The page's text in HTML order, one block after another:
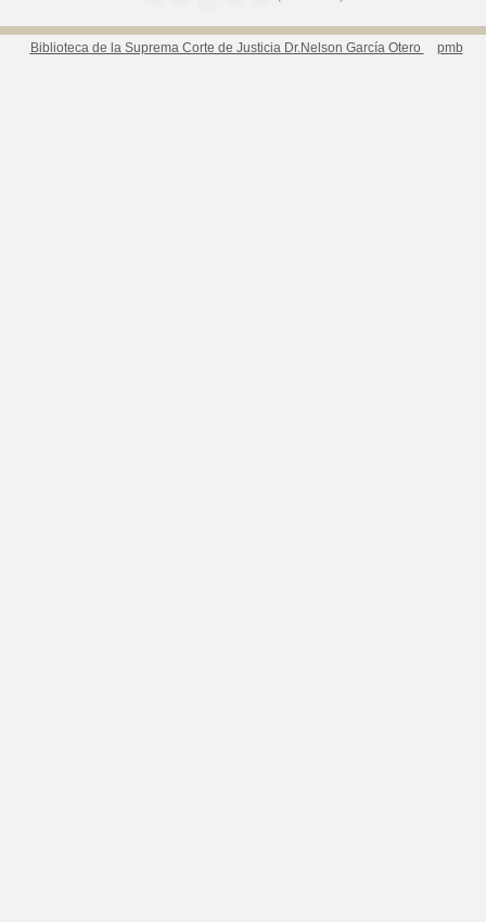
Biblioteca de la Suprema Corte de Justicia Dr.Nelson García Otero pmb